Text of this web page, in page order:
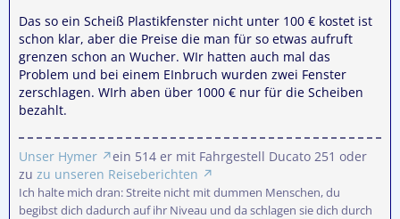
Das so ein Scheiß Plastikfenster nicht unter 100 € kostet ist
schon klar, aber die Preise die man für so etwas aufruft
grenzen schon an Wucher. WIr hatten auch mal das
Problem und bei einem EInbruch wurden zwei Fenster
zerschlagen. WIrh aben über 1000 € nur für die Scheiben
bezahlt.
Unser Hymer
ein 514 er mit Fahrgestell Ducato 251 oder
zu zu unseren Reiseberichten
Ich halte mich dran: Streite nicht mit dummen Menschen, du
begibst dich dadurch auf ihr Niveau und da schlagen sie dich durch